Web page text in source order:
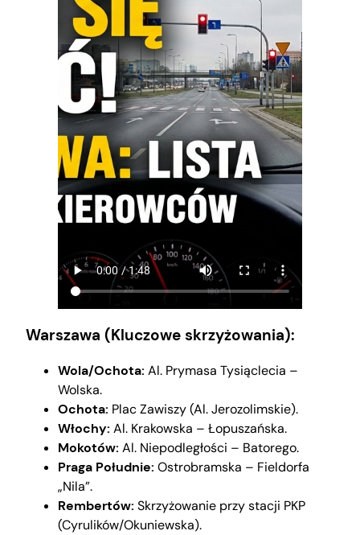
Warszawa (Kluczowe skrzyżowania):
Wola/Ochota: Al. Prymasa Tysiąclecia –
Wolska.
Ochota: Plac Zawiszy (Al. Jerozolimskie).
Włochy: Al. Krakowska – Łopuszańska.
Mokotów: Al. Niepodległości – Batorego.
Praga Południe: Ostrobramska – Fieldorfa
„Nila”.
Rembertów: Skrzyżowanie przy stacji PKP
(Cyrulików/Okuniewska).